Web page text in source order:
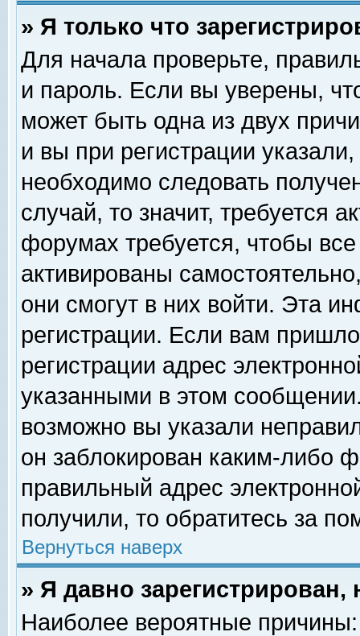
» Я только что
Для начала проверьте,
и пароль. Если вы уверены,
может быть одна из двух
и вы при регистрации
необходимо следовать
случай, то значит, требуется
форумах требуется, чтобы
активированы
они смогут в них войти. Эта
регистрации. Если вам
регистрации адрес
указанными в этом
возможно вы указали
он заблокирован каким-либо
правильный адрес
получили, то обратитесь за
Вернуться наверх
» Я давно
Наиболее вероятные